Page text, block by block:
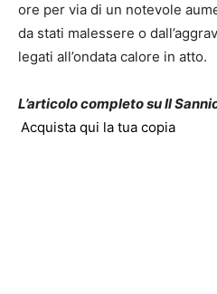
ore per via di un notevole
da stati malessere o
legati all’ondata calore in atto.
L’articolo completo su Il
Acquista qui la tua copia